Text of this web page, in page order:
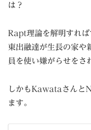
は？
Rapt理論を解明すれば
東出融達が生長の家や
員を使い嫌がらせをさ
しかもKawataさんと
ます。